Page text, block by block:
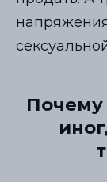
Почему